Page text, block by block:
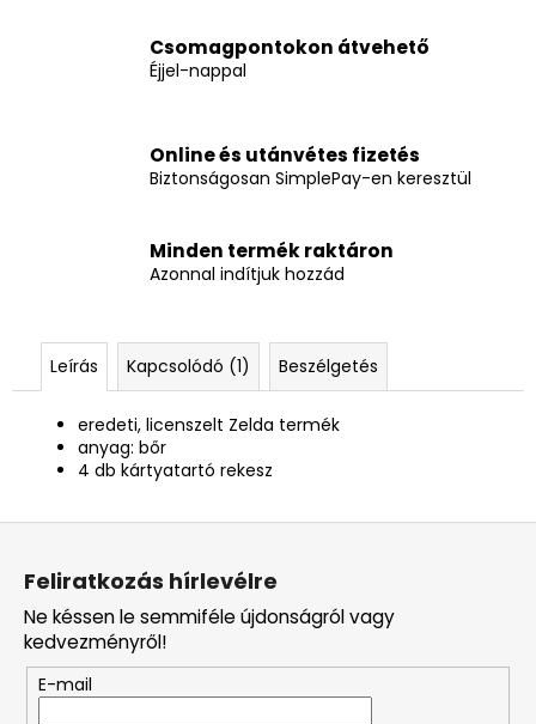
Csomagpontokon átvehető
Éjjel-nappal
Online és utánvétes fizetés
Biztonságosan SimplePay-en keresztül
Minden termék raktáron
Azonnal indítjuk hozzád
Leírás Kapcsolódó (1) Beszélgetés
eredeti, licenszelt Zelda termék
anyag: bőr
4 db kártyatartó rekesz
Feliratkozás hírlevélre
Ne késsen le semmiféle újdonságról vagy
kedvezményről!
E-mail